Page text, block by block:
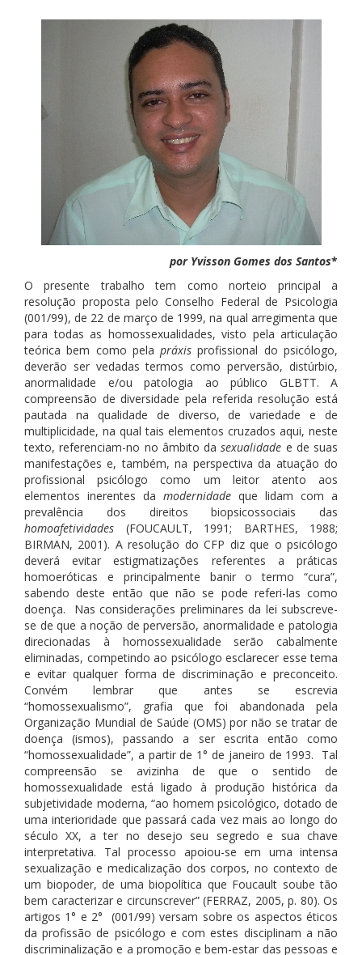
por Yvisson Gomes dos Santos*
O presente trabalho tem como norteio principal a
resolução proposta pelo Conselho Federal de Psicologia
(001/99), de 22 de março de 1999, na qual arregimenta que
para todas as homossexualidades, visto pela articulação
teórica bem como pelapráxis profissional do psicólogo,
deverão ser vedadas termos como perversão, distúrbio,
anormalidade e/ou patologia ao público GLBTT. A
compreensão de diversidade pela referida resolução está
pautada na qualidade de diverso, de variedade e de
multiplicidade, na qual tais elementos cruzados aqui, neste
texto, referenciam-no no âmbito dasexualidade e de suas
manifestações e, também, na perspectiva da atuação do
profissional psicólogo como um leitor atento aos
elementos inerentes da modernidade que lidam com a
prevalência dos direitos biopsicossociais das
homoafetividades (FOUCAULT, 1991; BARTHES, 1988;
BIRMAN, 2001). A resolução do CFP diz que o psicólogo
deverá evitar estigmatizações referentes a práticas
homoeróticas e principalmente banir o termo “cura”,
sabendo deste então que não se pode referi-las como
doença. Nas considerações preliminares da lei subscreve-
se de que a noção de perversão, anormalidade e patologia
direcionadas à homossexualidade serão cabalmente
eliminadas, competindo ao psicólogo esclarecer esse tema
e evitar qualquer forma de discriminação e preconceito.
Convém lembrar que antes se escrevia
“homossexualismo”, grafia que foi abandonada pela
Organização Mundial de Saúde (OMS) por não se tratar de
doença (ismos), passando a ser escrita então como
“homossexualidade”, a partir de 1° de janeiro de 1993. Tal
compreensão se avizinha de que o sentido de
homossexualidade está ligado à produção histórica da
subjetividade moderna, “ao homem psicológico, dotado de
uma interioridade que passará cada vez mais ao longo do
século XX, a ter no desejo seu segredo e sua chave
interpretativa. Tal processo apoiou-se em uma intensa
sexualização e medicalização dos corpos, no contexto de
um biopoder, de uma biopolítica que Foucault soube tão
bem caracterizar e circunscrever” (FERRAZ, 2005, p. 80). Os
artigos 1° e 2° (001/99) versam sobre os aspectos éticos
da profissão de psicólogo e com estes disciplinam a não
discriminalização e a promoção e bem-estar das pessoas e